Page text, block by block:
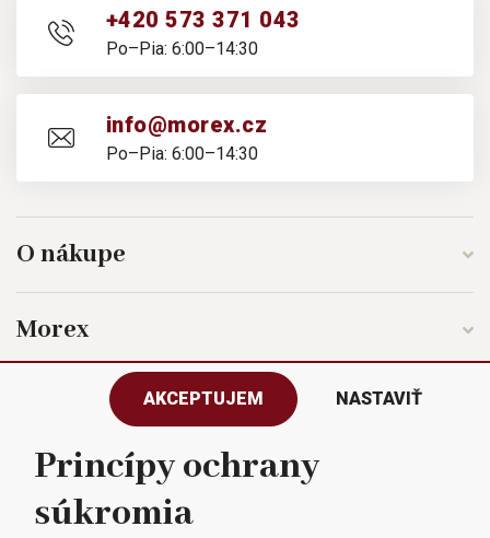
+420 573 371 043
Po–Pia: 6:00–14:30
info@morex.cz
Po–Pia: 6:00–14:30
O nákupe
Morex
Sledujte nás
Všetky práva vyhradené © 2023
AKCEPTUJEM NASTAVIŤ
Princípy ochrany
súkromia